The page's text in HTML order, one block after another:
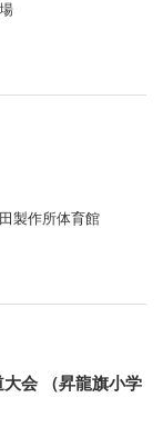
製作所体育館
会 （昇龍旗小学